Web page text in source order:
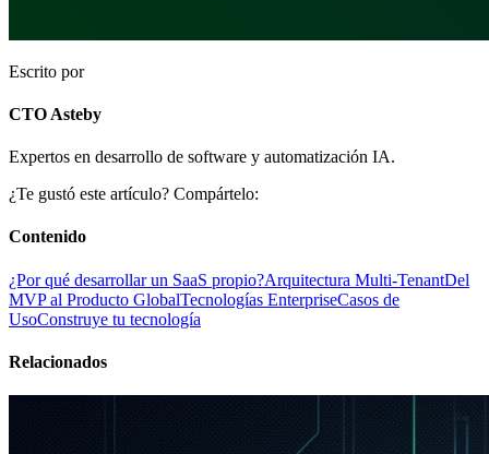
Escrito por
CTO Asteby
Expertos en desarrollo de software y automatización IA.
¿Te gustó este artículo? Compártelo:
Contenido
¿Por qué desarrollar un SaaS propio?Arquitectura Multi-TenantDel
MVP al Producto GlobalTecnologías EnterpriseCasos de
UsoConstruye tu tecnología
Relacionados